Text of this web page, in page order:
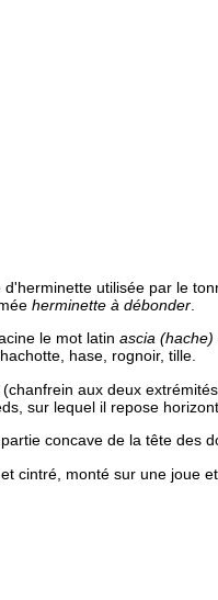
d'herminette utilisée par le
herminette à débonder.
le mot latin ascia (hache)
hase, rognoir, tille.
aux deux
sur lequel il repose
concave de la tête des
cintré, monté sur une joue